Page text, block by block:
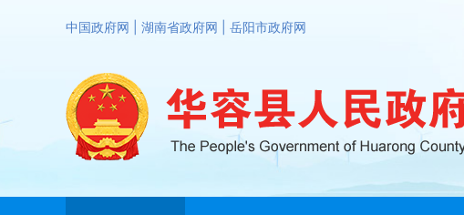
中国政府网 湖南省政府网 岳阳市政府网